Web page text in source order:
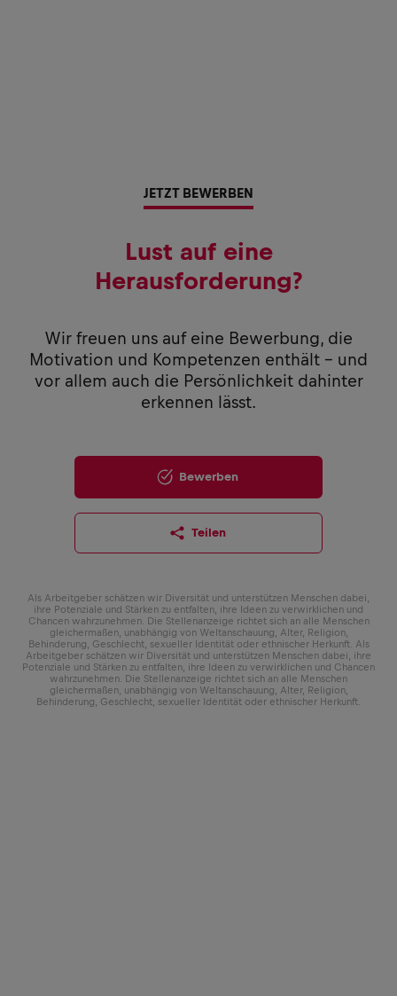
JETZT BEWERBEN
Lust auf eine
Herausforderung?
Wir freuen uns auf eine Bewerbung, die
Motivation und Kompetenzen enthält – und
vor allem auch die Persönlichkeit dahinter
erkennen lässt.
Bewerben
Teilen
Als Arbeitgeber schätzen wir Diversität und unterstützen Menschen dabei,
ihre Potenziale und Stärken zu entfalten, ihre Ideen zu verwirklichen und
Chancen wahrzunehmen. Die Stellenanzeige richtet sich an alle Menschen
gleichermaßen, unabhängig von Weltanschauung, Alter, Religion,
Behinderung, Geschlecht, sexueller Identität oder ethnischer Herkunft. Als
Arbeitgeber schätzen wir Diversität und unterstützen Menschen dabei, ihre
Potenziale und Stärken zu entfalten, ihre Ideen zu verwirklichen und Chancen
wahrzunehmen. Die Stellenanzeige richtet sich an alle Menschen
gleichermaßen, unabhängig von Weltanschauung, Alter, Religion,
Behinderung, Geschlecht, sexueller Identität oder ethnischer Herkunft.